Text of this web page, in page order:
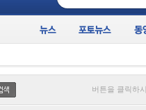
버튼을 클릭하